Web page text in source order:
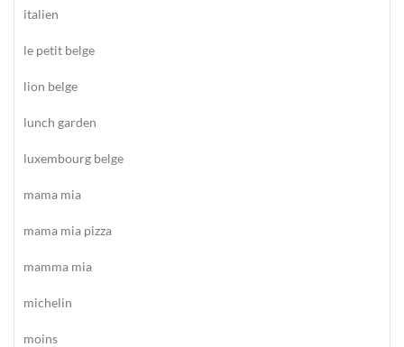
italien
le petit belge
lion belge
lunch garden
luxembourg belge
mama mia
mama mia pizza
mamma mia
michelin
moins